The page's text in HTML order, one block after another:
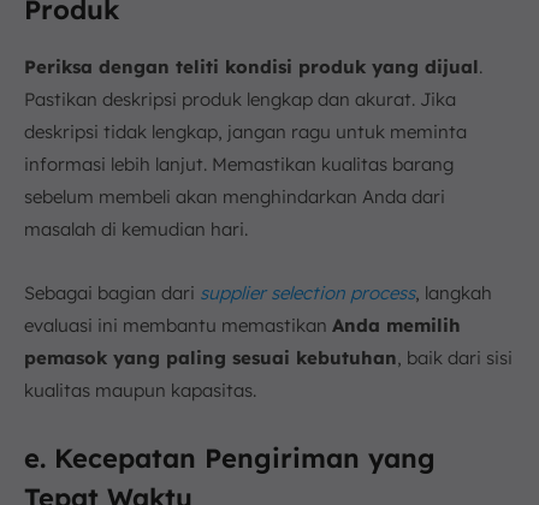
Produk
Periksa dengan teliti kondisi produk yang dijual.
Pastikan deskripsi produk lengkap dan akurat. Jika
deskripsi tidak lengkap, jangan ragu untuk meminta
informasi lebih lanjut. Memastikan kualitas barang
sebelum membeli akan menghindarkan Anda dari
masalah di kemudian hari.
Sebagai bagian dari supplier selection process, langkah
evaluasi ini membantu memastikan Anda memilih
pemasok yang paling sesuai kebutuhan, baik dari sisi
kualitas maupun kapasitas.
e. Kecepatan Pengiriman yang
Tepat Waktu